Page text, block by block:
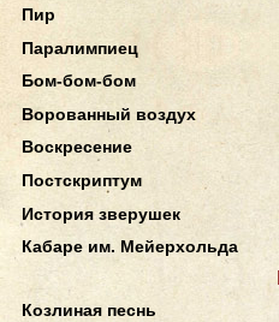
Пир
Паралимпиец
Бом-бом-бом
Ворованный воздух
Воскресение
Постскриптум
История зверушек
Кабаре им. Мейерхольда
Козлиная песнь